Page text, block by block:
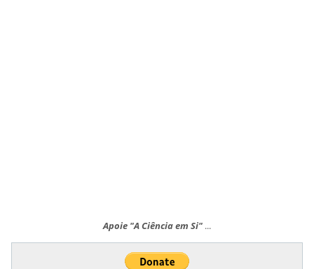
Apoie "A Ciência em Si" ...